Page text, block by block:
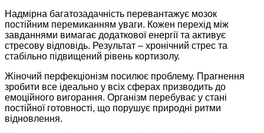
Надмірна багатозадачність перевантажує мозок
постійним перемиканням уваги. Кожен перехід між
завданнями вимагає додаткової енергії та активує
стресову відповідь. Результат – хронічний стрес та
стабільно підвищений рівень кортизолу.
Жіночий перфекціонізм посилює проблему. Прагнення
зробити все ідеально у всіх сферах призводить до
емоційного вигорання. Організм перебуває у стані
постійної готовності, що порушує природні ритми
відновлення.